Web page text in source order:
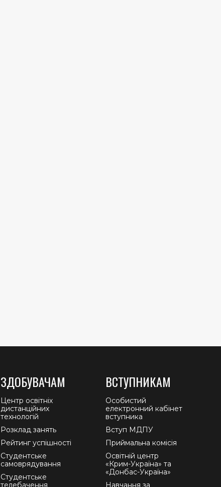
ЗДОБУВАЧАМ
Центр освітніх
дистанційних
технологій
Розклад занять
Рейтинг успішності
Студентське
самоврядування
Студентське
телебачення
ВСТУПНИКАМ
Особистий
електронний кабінет
вступника
Вступ МДПУ
Приймальна комісія
Освітній центр
«Крим-Україна» та
«Донбас-Україна»
Навчання за